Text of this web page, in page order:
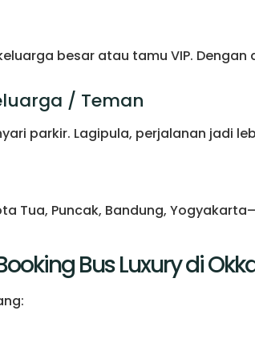
besar atau tamu VIP. Dengan
/ Teman
parkir. Lagipula, perjalanan jadi
Tua, Puncak, Bandung,
Bus Luxury di